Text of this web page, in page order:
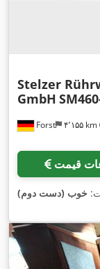
Forst ۴٬۱۵۵ km
Stelzer
GmbH
قیمت
خوب (دست دوم)